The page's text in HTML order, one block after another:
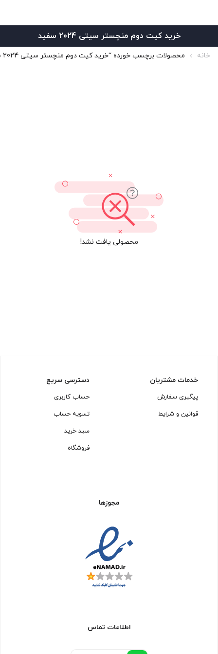
خرید کیت دوم منچستر سیتی 2024 سفید
خانه محصولات برچسب خورده “خرید کیت دوم منچستر سیتی 2024 سفید”
محصولی یافت نشد!
خدمات مشتریان
پیگیری سفارش
قوانین و شرایط
دسترسی سریع
حساب کاربری
تسویه حساب
سبد خرید
فروشگاه
مجوزها
اطلاعات تماس